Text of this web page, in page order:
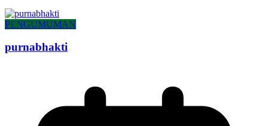
PENGUMUMAN
purnabhakti